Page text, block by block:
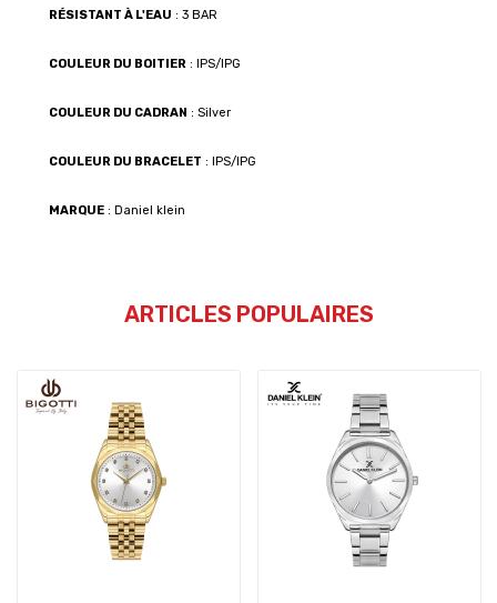
RÉSISTANT À L'EAU : 3 BAR
COULEUR DU BOITIER : IPS/IPG
COULEUR DU CADRAN : Silver
COULEUR DU BRACELET : IPS/IPG
MARQUE : Daniel klein
ARTICLES POPULAIRES